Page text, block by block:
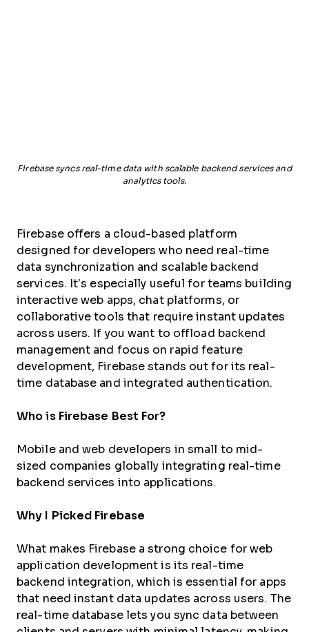
Firebase syncs real-time data with scalable backend services and
analytics tools.
Firebase offers a cloud-based platform
designed for developers who need real-time
data synchronization and scalable backend
services. It’s especially useful for teams building
interactive web apps, chat platforms, or
collaborative tools that require instant updates
across users. If you want to offload backend
management and focus on rapid feature
development, Firebase stands out for its real-
time database and integrated authentication.
Who is Firebase Best For?
Mobile and web developers in small to mid-
sized companies globally integrating real-time
backend services into applications.
Why I Picked Firebase
What makes Firebase a strong choice for web
application development is its real-time
backend integration, which is essential for apps
that need instant data updates across users. The
real-time database lets you sync data between